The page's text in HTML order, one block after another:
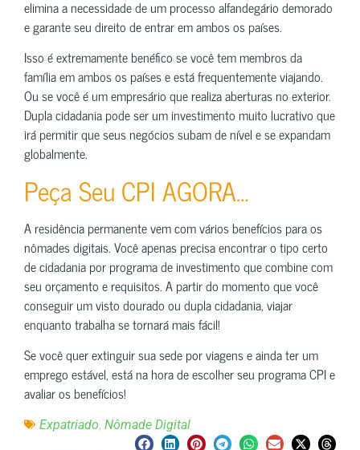
elimina a necessidade de um processo alfandegário demorado
e garante seu direito de entrar em ambos os países.
Isso é extremamente benéfico se você tem membros da
família em ambos os países e está frequentemente viajando.
Ou se você é um empresário que realiza aberturas no exterior.
Dupla cidadania pode ser um investimento muito lucrativo que
irá permitir que seus negócios subam de nível e se expandam
globalmente.
Peça Seu CPI AGORA…
A residência permanente vem com vários benefícios para os
nômades digitais. Você apenas precisa encontrar o tipo certo
de cidadania por programa de investimento que combine com
seu orçamento e requisitos. A partir do momento que você
conseguir um visto dourado ou dupla cidadania, viajar
enquanto trabalha se tornará mais fácil!
Se você quer extinguir sua sede por viagens e ainda ter um
emprego estável, está na hora de escolher seu programa CPI e
avaliar os benefícios!
Expatriado, Nômade Digital